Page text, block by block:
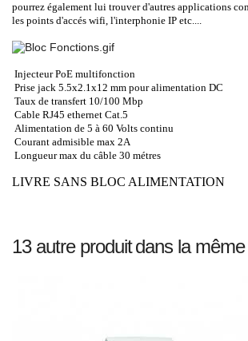
pourrez également lui trouver d'autres applications
les points d'accés wifi, l'interphonie IP etc....
Injecteur PoE multifonction
Prise jack 5.5x2.1x12 mm pour alimentation DC
Taux de transfert 10/100 Mbp
Cable RJ45 ethernet Cat.5
Alimentation de 5 à 60 Volts continu
Courant admisible max 2A
Longueur max du câble 30 métres
LIVRE SANS BLOC ALIMENTATION
13 autre produitdans la